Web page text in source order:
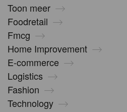
Toon meer
Foodretail
Fmcg
Home Improvement
E-commerce
Logistics
Fashion
Technology